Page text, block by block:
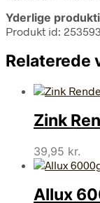
Yderlige
Produkt id: 253593
Relaterede
Zink
39,95 kr.
Allux